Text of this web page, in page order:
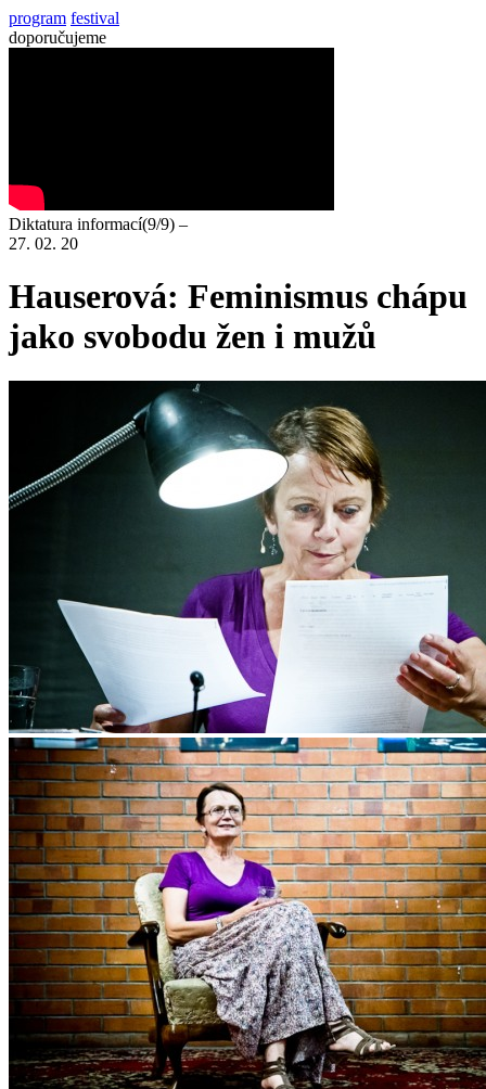
program festival
doporučujeme
Diktatura informací(9/9) –
27. 02. 20
Hauserová: Feminismus chápu
jako svobodu žen i mužů